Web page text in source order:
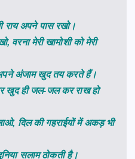
राय अपने पास रखो।
वरना मेरी खामोशी को मेरी
अंजाम खुद तय करते हैं।
खुद ही जल-जल कर राख हो
दिल की गहराईयों में अकड़ भी
सलाम ठोकती है।